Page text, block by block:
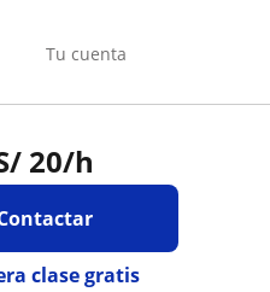
Tu cuenta
20/h
clase gratis